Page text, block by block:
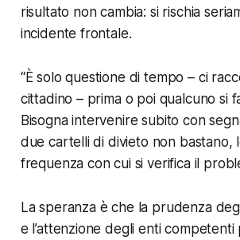
risultato non cambia: si rischia
incidente frontale.
“È solo questione di tempo – ci
cittadino – prima o poi qualcuno si
Bisogna intervenire subito con
due cartelli di divieto non bastano,
frequenza con cui si verifica il
La speranza è che la prudenza
e l’attenzione degli enti competenti